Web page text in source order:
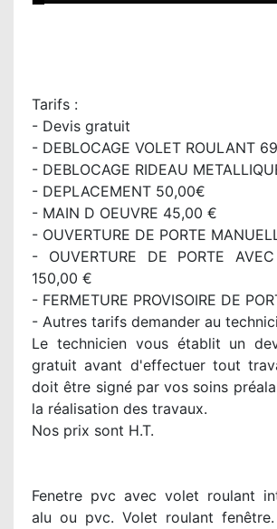
Tarifs :
- Devis gratuit
- DEBLOCAGE VOLET ROULANT
- DEBLOCAGE RIDEAU
- DEPLACEMENT 50,00€
- MAIN D OEUVRE 45,00 €
- OUVERTURE DE PORTE
- OUVERTURE DE PORTE AVEC
150,00 €
- FERMETURE PROVISOIRE DE
- Autres tarifs demander au
Le technicien vous établit un
gratuit avant d'effectuer tout
doit être signé par vos soins
la réalisation des travaux.
Nos prix sont H.T.
Fenetre pvc avec volet roulant
alu ou pvc. Volet roulant